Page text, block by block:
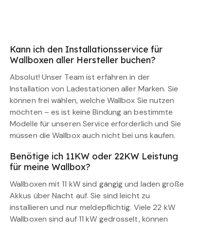
Kann ich den Installationsservice für
Wallboxen aller Hersteller buchen?
Absolut! Unser Team ist erfahren in der
Installation von Ladestationen aller Marken. Sie
können frei wählen, welche Wallbox Sie nutzen
möchten – es ist keine Bindung an bestimmte
Modelle für unseren Service erforderlich und Sie
müssen die Wallbox auch nicht bei uns kaufen.
Benötige ich 11KW oder 22KW Leistung
für meine Wallbox?
Wallboxen mit 11 kW sind gängig und laden große
Akkus über Nacht auf. Sie sind leicht zu
installieren und nur meldepflichtig. Viele 22 kW
Wallboxen sind auf 11 kW gedrosselt, können